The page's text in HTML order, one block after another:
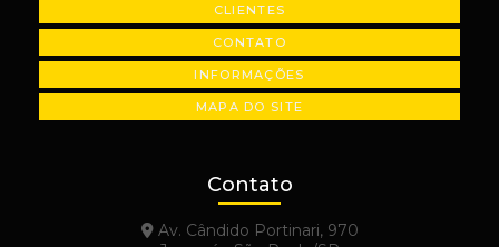
CLIENTES
CONTATO
INFORMAÇÕES
MAPA DO SITE
Contato
Av. Cândido Portinari, 970